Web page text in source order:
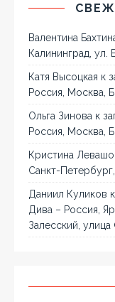
Валентина
Калининград, ул.
Катя Высоцкая к
Россия, Москва,
Ольга Зинова к
Россия, Москва,
Кристина
Санкт-
Даниил Куликов
Дива – Россия,
Залесский,